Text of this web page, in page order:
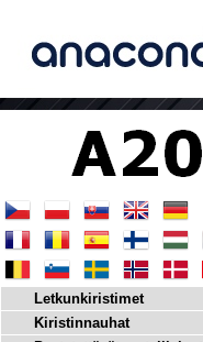
Letkunkiristimet
Kiristinnauhat